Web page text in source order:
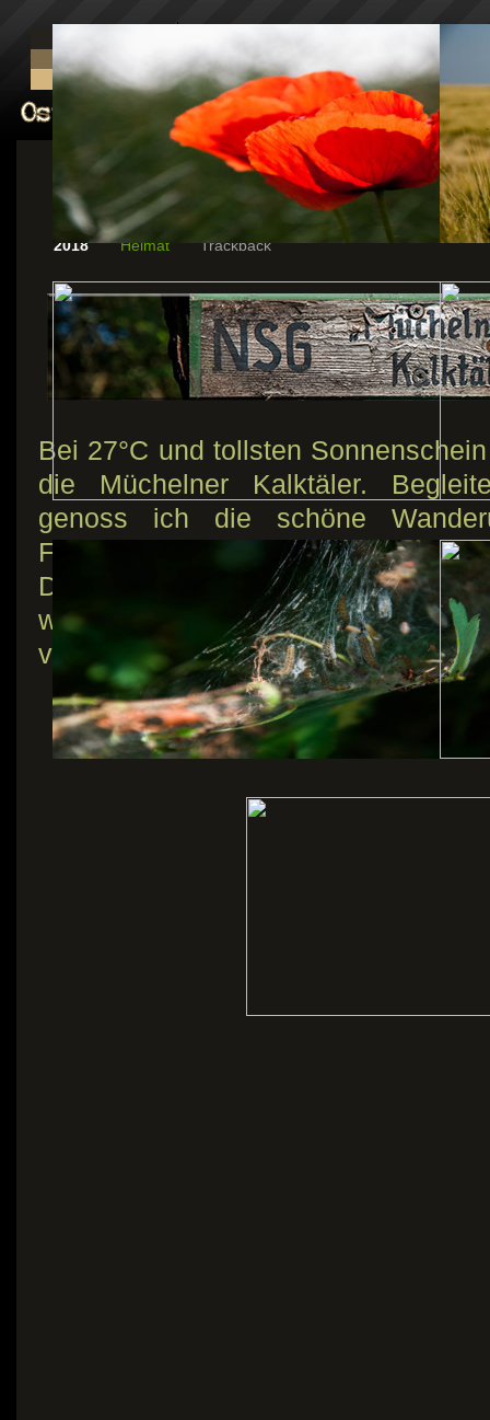
Juni
01
2018
Müchelner Kalktäler
Heimat Trackback
Bei 27°C und tollsten
die Müchelner Kalktäler.
genoss ich die schöne
Fleckchen Natur. Da ich mir fest
DSLR wieder öfter einen Platz im
war sie heute auch mit dabei. Hier
von meiner 12km Runde.